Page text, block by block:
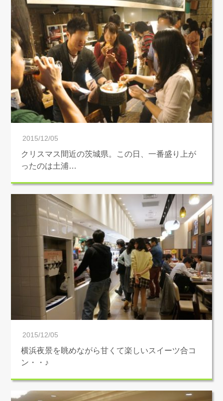
2015/12/05
クリスマス間近の茨城県。この日、一番盛り上が
ったのは土浦…
2015/12/05
横浜夜景を眺めながら甘くて楽しいスイーツ合コ
ン・・♪